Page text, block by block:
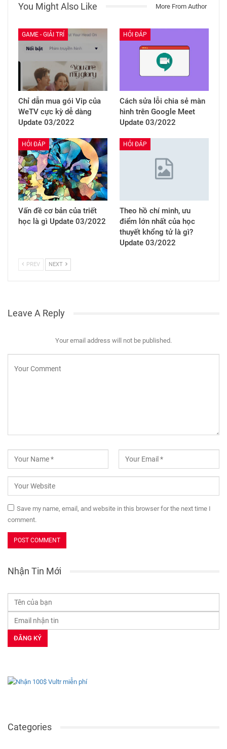
You Might Also Like More From Author
GAME - GIẢI TRÍ
Chỉ dẫn mua gói Vip của
WeTV cực kỳ dễ dàng
Update 03/2022
HỎI ĐÁP
Cách sửa lỗi chia sẻ màn
hình trên Google Meet
Update 03/2022
HỎI ĐÁP
Vấn đề cơ bản của triết
học là gì Update 03/2022
HỎI ĐÁP
Theo hồ chí minh, ưu
điểm lớn nhất của học
thuyết khổng tử là gì?
Update 03/2022
PREV NEXT
Leave A Reply
Your email address will not be published.
Save my name, email, and website in this browser for the next time I
comment.
Nhận Tin Mới
Categories